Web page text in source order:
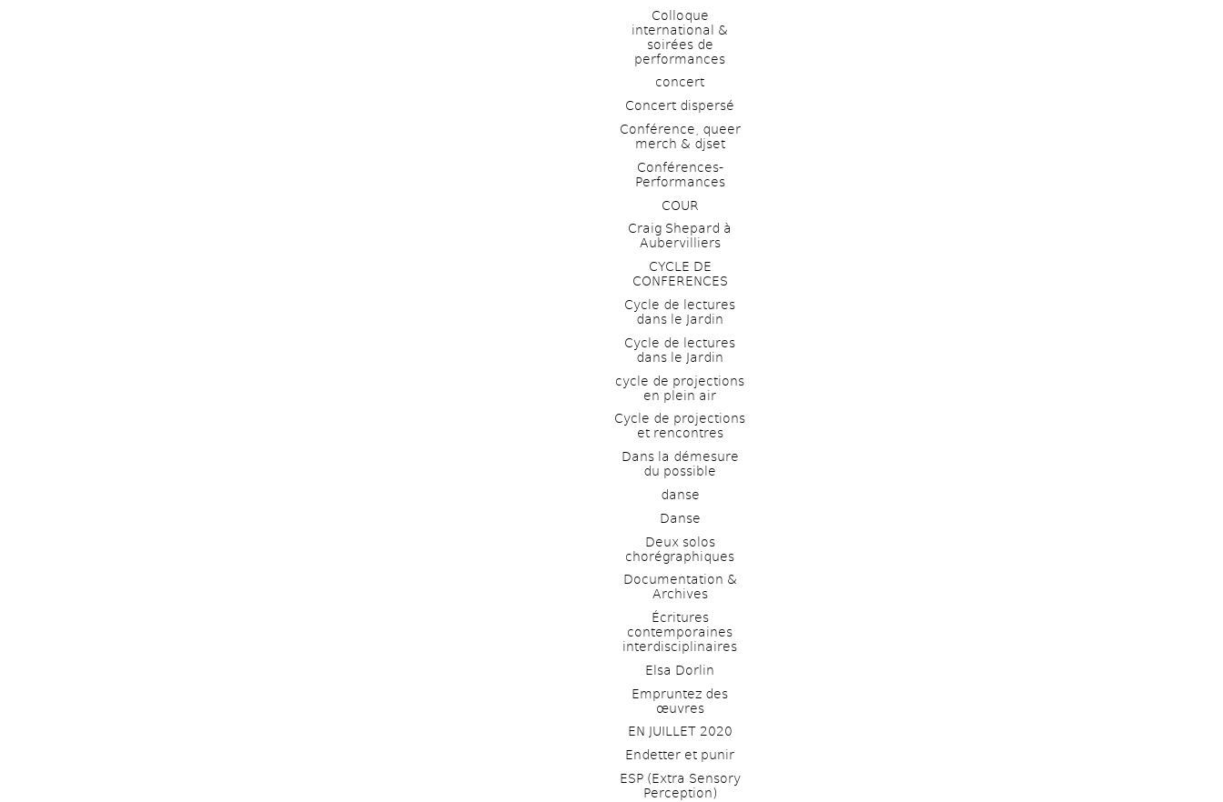
Colloque
international &
soirées de
performances
concert
Concert dispersé
Conférence, queer
merch & djset
Conférences-
Performances
COUR
Craig Shepard à
Aubervilliers
CYCLE DE
CONFERENCES
Cycle de lectures
dans le Jardin
Cycle de lectures
dans le Jardin
cycle de projections
en plein air
Cycle de projections
et rencontres
Dans la démesure
du possible
danse
Danse
Deux solos
chorégraphiques
Documentation &
Archives
Écritures
contemporaines
interdisciplinaires
Elsa Dorlin
Empruntez des
œuvres
EN JUILLET 2020
Endetter et punir
ESP (Extra Sensory
Perception)